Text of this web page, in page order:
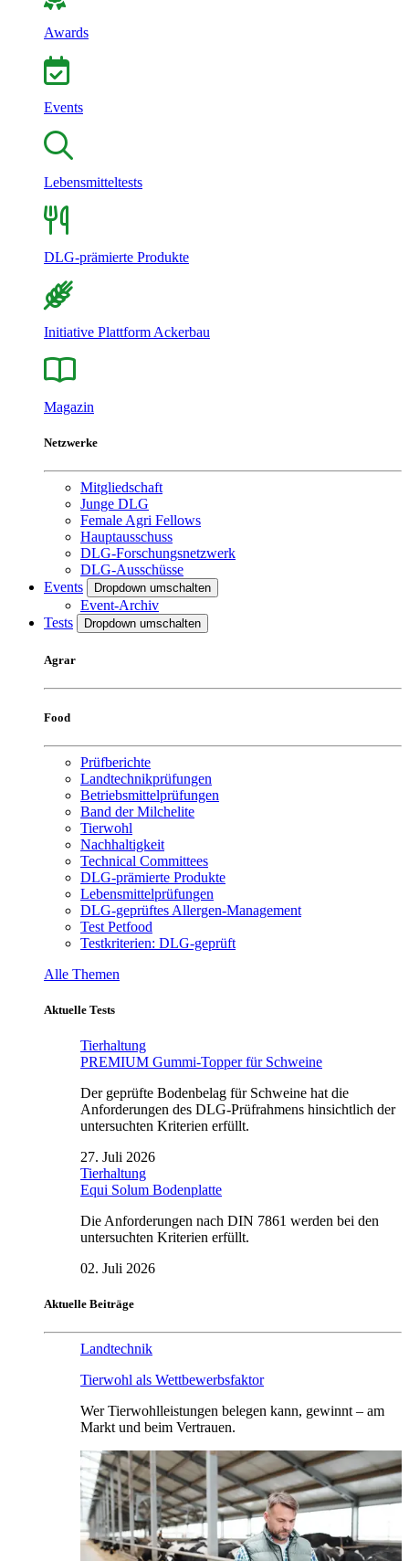
Awards
Events
Lebensmitteltests
DLG-prämierte Produkte
Initiative Plattform Ackerbau
Magazin
Netzwerke
Mitgliedschaft
Junge DLG
Female Agri Fellows
Hauptausschuss
DLG-Forschungsnetzwerk
DLG-Ausschüsse
Events
Dropdown umschalten
Event-Archiv
Tests
Dropdown umschalten
Agrar
Food
Prüfberichte
Landtechnikprüfungen
Betriebsmittelprüfungen
Band der Milchelite
Tierwohl
Nachhaltigkeit
Technical Committees
DLG-prämierte Produkte
Lebensmittelprüfungen
DLG-geprüftes Allergen-Management
Test Petfood
Testkriterien: DLG-geprüft
Alle Themen
Aktuelle Tests
Tierhaltung
PREMIUM Gummi-Topper für Schweine
Der geprüfte Bodenbelag für Schweine hat die
Anforderungen des DLG-Prüfrahmens hinsichtlich der
untersuchten Kriterien erfüllt.
27. Juli 2026
Tierhaltung
Equi Solum Bodenplatte
Die Anforderungen nach DIN 7861 werden bei den
untersuchten Kriterien erfüllt.
02. Juli 2026
Aktuelle Beiträge
Landtechnik
Tierwohl als Wettbewerbsfaktor
Wer Tierwohlleistungen belegen kann, gewinnt – am
Markt und beim Vertrauen.